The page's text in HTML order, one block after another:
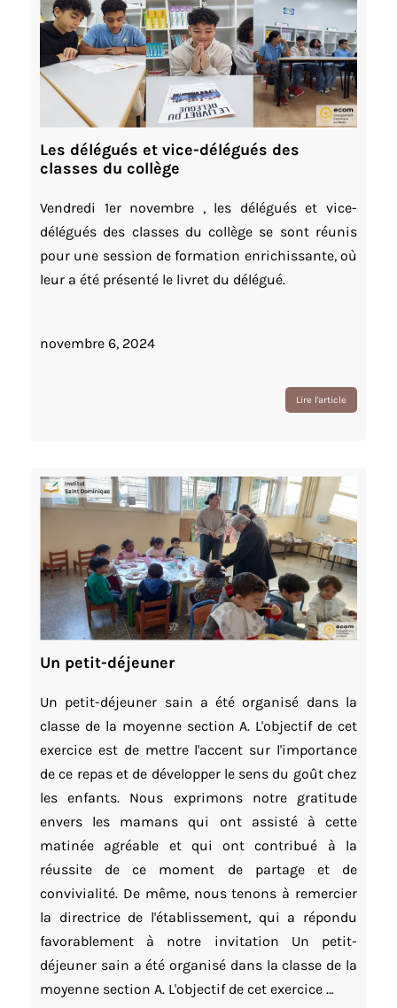
Les délégués et vice-délégués des
classes du collège
Vendredi 1er novembre , les délégués et vice-
délégués des classes du collège se sont réunis
pour une session de formation enrichissante, où
leur a été présenté le livret du délégué.
novembre 6, 2024
Lire l'article
Un petit-déjeuner
Un petit-déjeuner sain a été organisé dans la
classe de la moyenne section A. L'objectif de cet
exercice est de mettre l'accent sur l'importance
de ce repas et de développer le sens du goût chez
les enfants. Nous exprimons notre gratitude
envers les mamans qui ont assisté à cette
matinée agréable et qui ont contribué à la
réussite de ce moment de partage et de
convivialité. De même, nous tenons à remercier
la directrice de l'établissement, qui a répondu
favorablement à notre invitation Un petit-
déjeuner sain a été organisé dans la classe de la
moyenne section A. L'objectif de cet exercice …